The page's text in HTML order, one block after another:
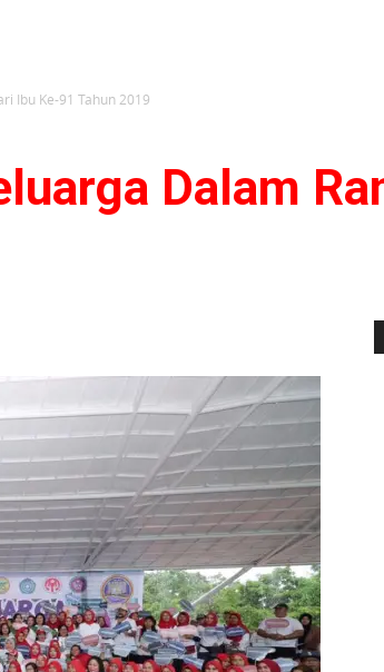
Ibu Ke-91 Tahun 2019
Dalam